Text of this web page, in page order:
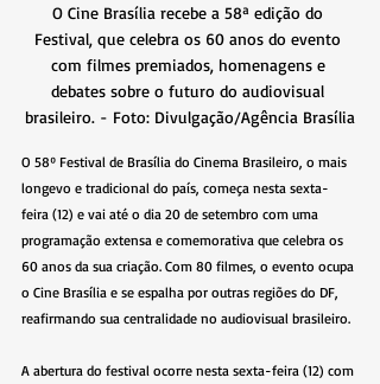
O Cine Brasília recebe a 58ª edição do
Festival, que celebra os 60 anos do evento
com filmes premiados, homenagens e
debates sobre o futuro do audiovisual
brasileiro. - Foto: Divulgação/Agência Brasília
O 58º Festival de Brasília do Cinema Brasileiro, o mais
longevo e tradicional do país, começa nesta sexta-
feira (12) e vai até o dia 20 de setembro com uma
programação extensa e comemorativa que celebra os
60 anos da sua criação. Com 80 filmes, o evento ocupa
o Cine Brasília e se espalha por outras regiões do DF,
reafirmando sua centralidade no audiovisual brasileiro.
A abertura do festival ocorre nesta sexta-feira (12) com